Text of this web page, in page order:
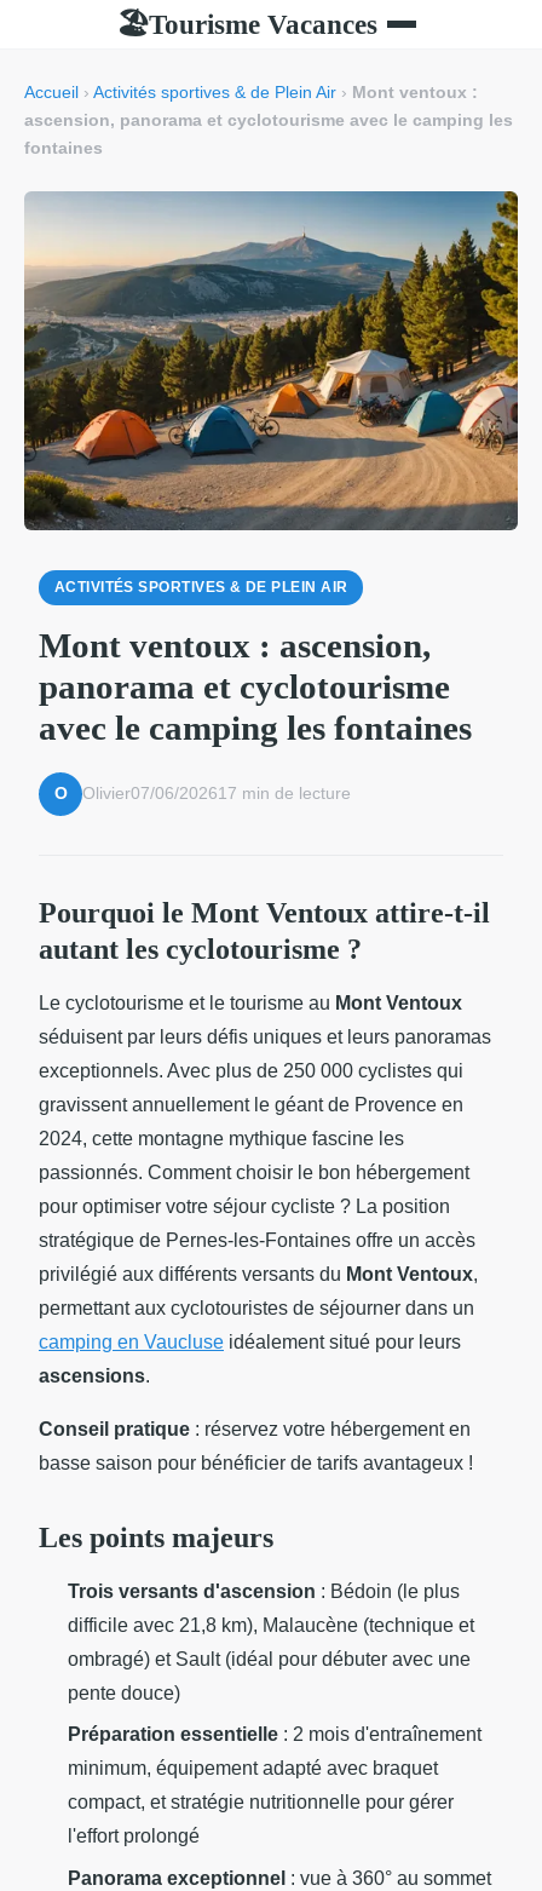
🏖Tourisme Vacances
Accueil › Activités sportives & de Plein Air › Mont ventoux :
ascension, panorama et cyclotourisme avec le camping les
fontaines
ACTIVITÉS SPORTIVES & DE PLEIN AIR
Mont ventoux : ascension,
panorama et cyclotourisme
avec le camping les fontaines
O Olivier07/06/202617 min de lecture
Pourquoi le Mont Ventoux attire-t-il
autant les cyclotourisme ?
Le cyclotourisme et le tourisme au Mont Ventoux
séduisent par leurs défis uniques et leurs panoramas
exceptionnels. Avec plus de 250 000 cyclistes qui
gravissent annuellement le géant de Provence en
2024, cette montagne mythique fascine les
passionnés. Comment choisir le bon hébergement
pour optimiser votre séjour cycliste ? La position
stratégique de Pernes-les-Fontaines offre un accès
privilégié aux différents versants du Mont Ventoux,
permettant aux cyclotouristes de séjourner dans un
camping en Vaucluse idéalement situé pour leurs
ascensions.
Conseil pratique : réservez votre hébergement en
basse saison pour bénéficier de tarifs avantageux !
Les points majeurs
Trois versants d'ascension : Bédoin (le plus
difficile avec 21,8 km), Malaucène (technique et
ombragé) et Sault (idéal pour débuter avec une
pente douce)
Préparation essentielle : 2 mois d'entraînement
minimum, équipement adapté avec braquet
compact, et stratégie nutritionnelle pour gérer
l'effort prolongé
Panorama exceptionnel : vue à 360° au sommet